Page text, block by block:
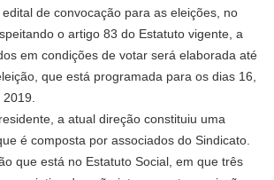
de convocação para as eleições, no
o artigo 83 do Estatuto vigente, a
em condições de votar será elaborada até
que está programada para os dias 16,
2019.
a atual direção constituiu uma
é composta por associados do Sindicato.
que está no Estatuto Social, em que três